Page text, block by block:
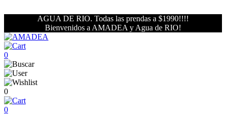
AGUA DE RIO. Todas las prendas a $1990!!!!
Bienvenidos a AMADEA y Agua de RIO!
0
0
0